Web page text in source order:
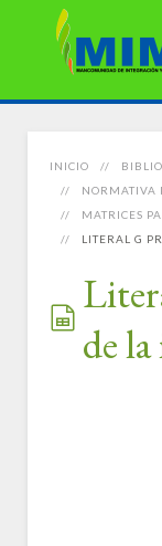
INICIO
NORMATIVA
MATRICES
LITERAL G
de